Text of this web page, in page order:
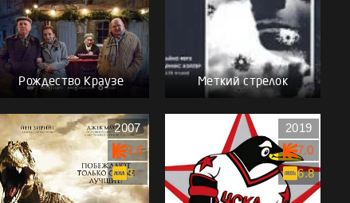
Рождество Краузе Меткий стрелок
2007
3.6
3
2019
7.0
6.8